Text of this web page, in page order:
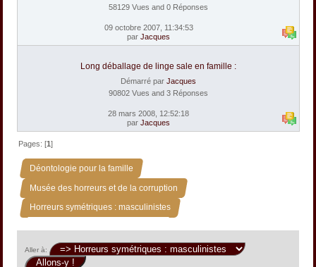
58129 Vues and 0 Réponses
09 octobre 2007, 11:34:53
par Jacques
Long déballage de linge sale en famille :
Démarré par Jacques
90802 Vues and 3 Réponses
28 mars 2008, 12:52:18
par Jacques
Pages: [1]
Déontologie pour la famille »
Musée des horreurs et de la corruption »
Horreurs symétriques : masculinistes
Aller à: